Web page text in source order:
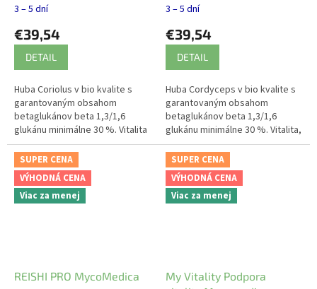
3 – 5 dní
€39,54
DETAIL
Huba Coriolus v bio kvalite s
garantovaným obsahom
betaglukánov beta 1,3/1,6
glukánu minimálne 30 %. Vitalita
na fyzickej aj psychickej úrovni.
3 – 5 dní
€39,54
DETAIL
Huba Cordyceps v bio kvalite s
garantovaným obsahom
betaglukánov beta 1,3/1,6
glukánu minimálne 30 %. Vitalita,
fyzická výkonnosť, vytrvalosť,
libido.
SUPER CENA
VÝHODNÁ CENA
Viac za menej
REISHI PRO MycoMedica
SUPER CENA
VÝHODNÁ CENA
Viac za menej
My Vitality Podpora